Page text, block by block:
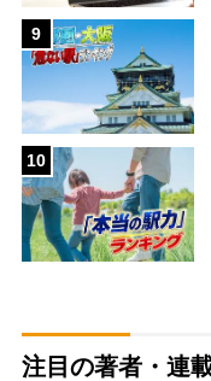
9
10
注目の著者・連